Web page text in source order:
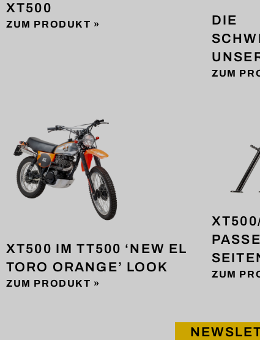
XT500
ZUM PRODUKT »
DIE
ZUM
XT500 IM TT500 ‘NEW EL
TORO ORANGE’ LOOK
ZUM PRODUKT »
ZUM